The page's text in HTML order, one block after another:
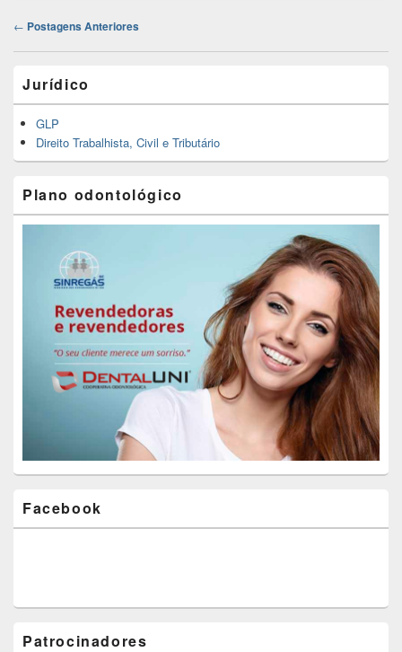
Navegação
← Postagens Anteriores
da
barra
lateral
principal
Jurídico
GLP
Direito Trabalhista, Civil e Tributário
Plano odontológico
Facebook
Patrocinadores